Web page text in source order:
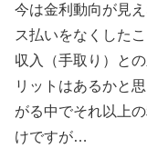
今は金利動向が見
ス払いをなくした
収入（手取り）と
リットはあるかと
がる中でそれ以上
けですが…